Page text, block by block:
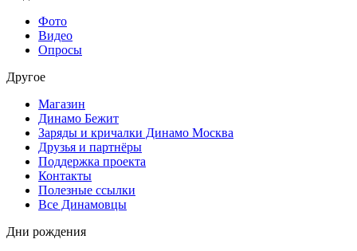
Фото
Видео
Опросы
Другое
Магазин
Динамо Бежит
Заряды и кричалки Динамо Москва
Друзья и партнёры
Поддержка проекта
Контакты
Полезные ссылки
Все Динамовцы
Дни рождения